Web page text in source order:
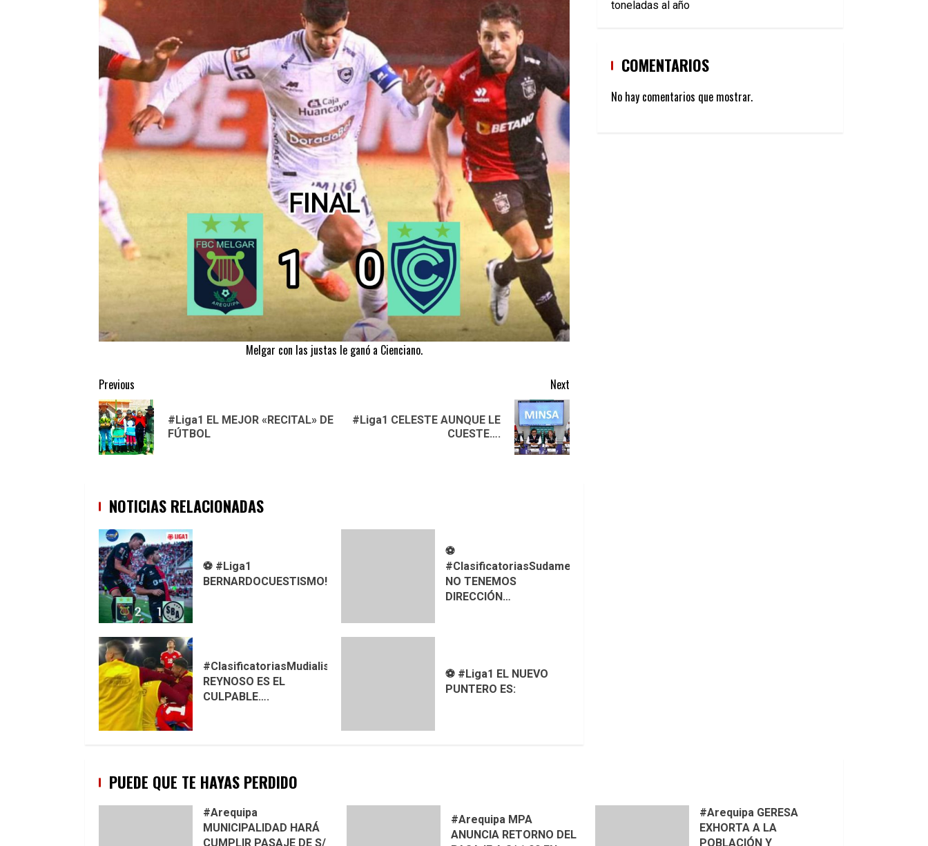
Melgar con las justas le ganó a Cienciano.
Continue
Reading
Previous
Previous
#Liga1 EL MEJOR «RECITAL» DE
FÚTBOL
Next
Next#Liga1 CELESTE AUNQUE LE
CUESTE….
NOTICIAS RELACIONADAS
⚽ #Liga1
BERNARDOCUESTISMO!!!!!
⚽
#ClasificatoriasSudamericanas
NO TENEMOS
DIRECCIÓN…
#ClasificatoriasMudialistas
REYNOSO ES EL
CULPABLE….
⚽ #Liga1 EL NUEVO
PUNTERO ES:
toneladas al año
COMENTARIOS
No hay comentarios que mostrar.
PUEDE QUE TE HAYAS PERDIDO
#Arequipa
MUNICIPALIDAD HARÁ
CUMPLIR PASAJE DE S/
#Arequipa MPA
ANUNCIA RETORNO DEL
#Arequipa GERESA
EXHORTA A LA
POBLACIÓN Y